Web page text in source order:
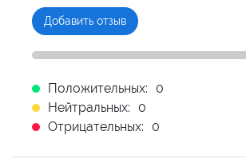
Добавить отзыв
Положительных:
0
Нейтральных:
0
Отрицательных:
0